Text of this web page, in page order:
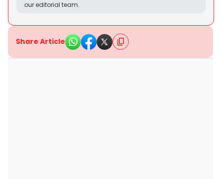
our editorial team.
Share Article